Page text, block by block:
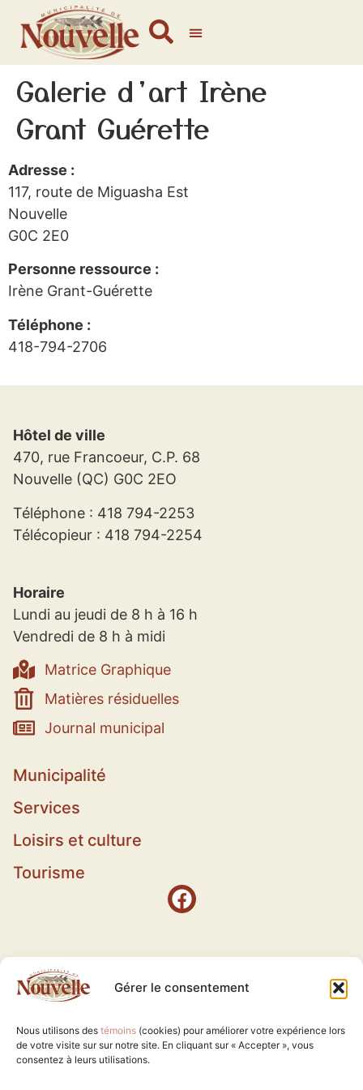
Gérer le consentement
Nous utilisons des témoins (cookies) pour améliorer votre expérience lors
de votre visite sur sur notre site. En cliquant sur « Accepter », vous
consentez à leurs utilisations.
Galerie d’art Irène
Grant Guérette
Adresse :
117, route de Miguasha Est
Nouvelle
G0C 2E0
Personne ressource :
Irène Grant-Guérette
Téléphone :
418-794-2706
Hôtel de ville
470, rue Francoeur, C.P. 68
Nouvelle (QC) G0C 2EO
Téléphone : 418 794-2253
Télécopieur : 418 794-2254
Horaire
Lundi au jeudi de 8 h à 16 h
Vendredi de 8 h à midi
Matrice Graphique
Matières résiduelles
Journal municipal
Municipalité
Services
Loisirs et culture
Tourisme